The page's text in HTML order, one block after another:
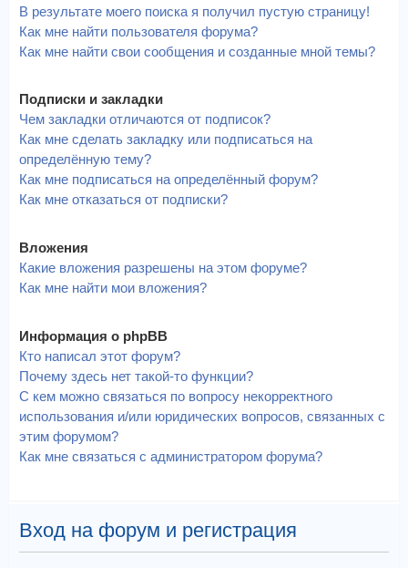
В результате моего поиска я получил пустую страницу!
Как мне найти пользователя форума?
Как мне найти свои сообщения и созданные мной темы?
Подписки и закладки
Чем закладки отличаются от подписок?
Как мне сделать закладку или подписаться на
определённую тему?
Как мне подписаться на определённый форум?
Как мне отказаться от подписки?
Вложения
Какие вложения разрешены на этом форуме?
Как мне найти мои вложения?
Информация о phpBB
Кто написал этот форум?
Почему здесь нет такой-то функции?
С кем можно связаться по вопросу некорректного
использования и/или юридических вопросов, связанных с
этим форумом?
Как мне связаться с администратором форума?
Вход на форум и регистрация